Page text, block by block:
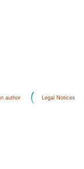
author Legal Notices